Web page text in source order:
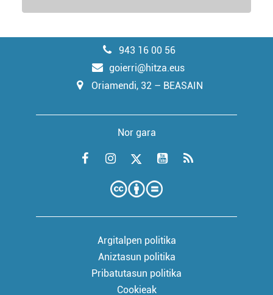
943 16 00 56
goierri@hitza.eus
Oriamendi, 32 – BEASAIN
Nor gara
Argitalpen politika
Aniztasun politika
Pribatutasun politika
Cookieak